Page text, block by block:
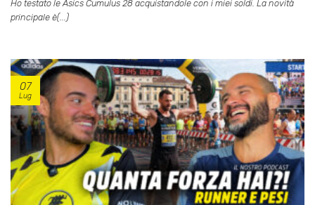
Ho testato le Asics Cumulus 28 acquistandole con i miei soldi. La novità
principale è(...)
07
Lug